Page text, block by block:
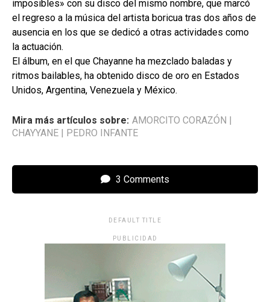
imposibles» con su disco del mismo nombre, que marcó
el regreso a la música del artista boricua tras dos años de
ausencia en los que se dedicó a otras actividades como
la actuación.
El álbum, en el que Chayanne ha mezclado baladas y
ritmos bailables, ha obtenido disco de oro en Estados
Unidos, Argentina, Venezuela y México.
Mira más artículos sobre: AMORCITO CORAZÓN
CHAYYANE
PEDRO INFANTE
3 Comments
DEFAULT TITLE
PUBLICIDAD